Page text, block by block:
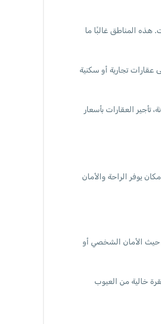
هذه المناطق غالبًا ما
عقارات تجارية أو سكنية
العقارات بأسعار
هو مكان يوفر الراحة والأمان
حيث الأمان الشخصي أو
خالية من العيوب